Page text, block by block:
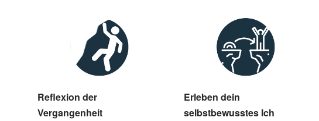
Reflexion der
Vergangenheit
Erleben dein
selbstbewusstes Ich